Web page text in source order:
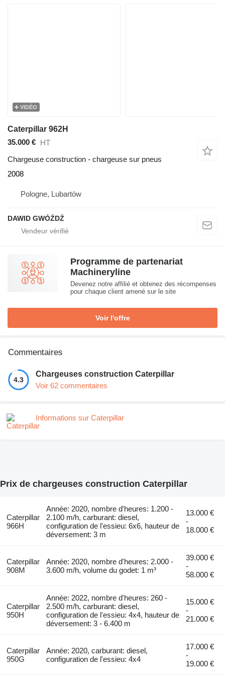
VIDÉO
Caterpillar 962H
35.000 € HT
Chargeuse construction - chargeuse sur pneus
2008
Pologne, Lubartów
DAWID GWÓŹDŹ
Programme de partenariat
Machineryline
Devenez notre affilié et obtenez des récompenses
pour chaque client amené sur le site
Voir l'offre
Commentaires
4.3
Chargeuses construction Caterpillar
Voir 62 commentaires
Informations sur Caterpillar
Prix de chargeuses construction Caterpillar
Caterpillar
966H
Année: 2020, nombre d'heures: 1.200 -
2.100 m/h, carburant: diesel,
configuration de l'essieu: 6x6, hauteur de
déversement: 3 m
13.000 €
-
18.000 €
Caterpillar
908M
Année: 2020, nombre d'heures: 2.000 -
3.600 m/h, volume du godet: 1 m³
39.000 €
-
58.000 €
Caterpillar
950H
Année: 2022, nombre d'heures: 260 -
2.500 m/h, carburant: diesel,
configuration de l'essieu: 4x4, hauteur de
déversement: 3 - 6.400 m
15.000 €
-
21.000 €
Caterpillar
950G
Année: 2020, carburant: diesel,
configuration de l'essieu: 4x4
17.000 €
-
19.000 €